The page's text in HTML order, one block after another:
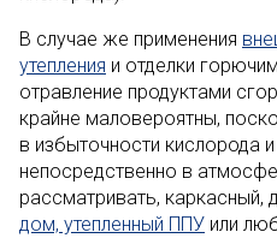
В случае же применения
утепления и отделки
отравление продуктами
крайне маловероятны,
в избыточности кислорода
непосредственно в
рассматривать, каркасный,
дом, утепленный ППУ или